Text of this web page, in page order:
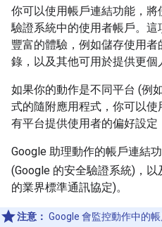
你可以使用帳戶連結功能，
驗證系統中的使用者帳戶。
豐富的體驗，例如儲存使用
錄，以及其他可用於提供更個
如果你的動作是不同平台 (例
式的隨附應用程式，你可以
有平台提供使用者的偏好設定
Google 助理動作的帳戶連結
(Google 的安全驗證系統)，以
的業界標準通訊協定)。
注意： Google 會監控動作中的